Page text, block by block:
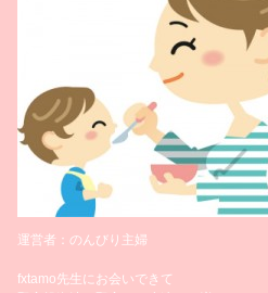
運営者：のんびり主婦
fxtamo先生にお会いできて